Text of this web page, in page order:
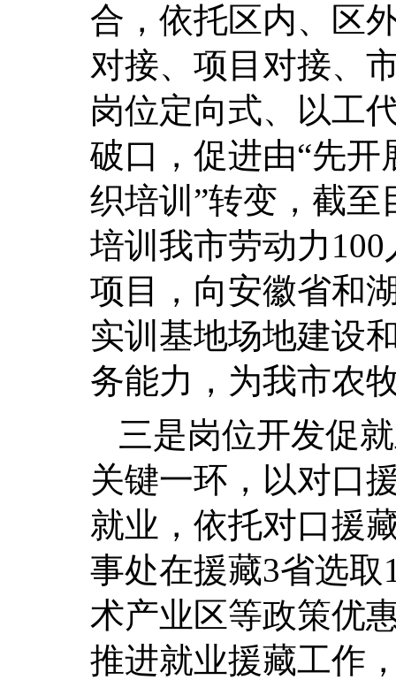
合，依托区内、区
对接、项目对接、
岗位定向式、以工
破口，促进由“先开
织培训”转变，截
培训我市劳动力
项目，向安徽省和
实训基地场地建设
务能力，为我市农
三是岗位开发促
关键一环，以对口
就业，依托对口援
事处在援藏3省选
术产业区等政策优
推进就业援藏工作